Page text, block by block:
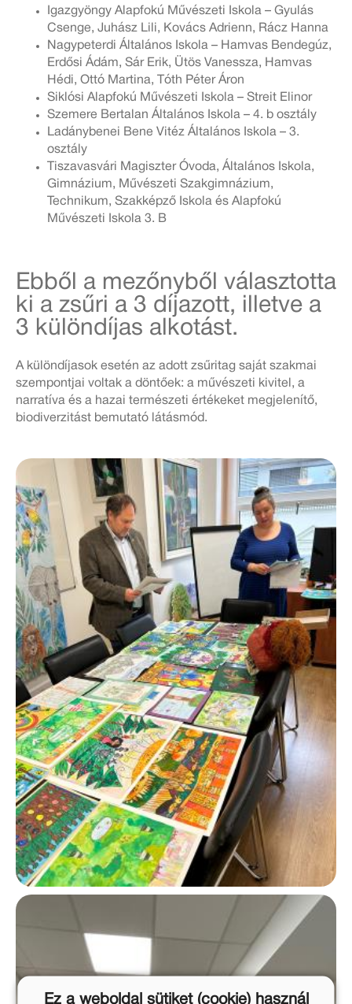
Igazgyöngy Alapfokú Művészeti Iskola – Gyulás
Csenge, Juhász Lili, Kovács Adrienn, Rácz Hanna
Nagypeterdi Általános Iskola – Hamvas Bendegúz,
Erdősi Ádám, Sár Erik, Ütös Vanessza, Hamvas
Hédi, Ottó Martina, Tóth Péter Áron
Siklósi Alapfokú Művészeti Iskola – Streit Elinor
Szemere Bertalan Általános Iskola – 4. b osztály
Ladánybenei Bene Vitéz Általános Iskola – 3.
osztály
Tiszavasvári Magiszter Óvoda, Általános Iskola,
Gimnázium, Művészeti Szakgimnázium,
Technikum, Szakképző Iskola és Alapfokú
Művészeti Iskola 3. B
Ebből a mezőnyből választotta
ki a zsűri a 3 díjazott, illetve a
3 különdíjas alkotást.
A különdíjasok esetén az adott zsűritag saját szakmai
szempontjai voltak a döntőek: a művészeti kivitel, a
narratíva és a hazai természeti értékeket megjelenítő,
biodiverzitást bemutató látásmód.
Ez a weboldal sütiket (cookie) használ